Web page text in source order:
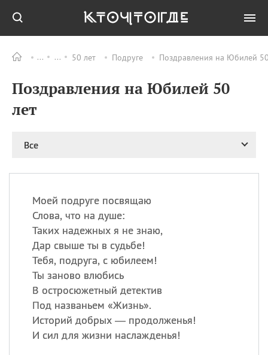
50 лет Подруге Поздравления на Юбилей
Поздравления на Юбилей 50
лет
Все
Моей подруге посвящаю
Слова, что на душе:
Таких надежных я не знаю,
Дар свыше ты в судьбе!
Тебя, подруга, с юбилеем!
Ты заново влюбись
В остросюжетный детектив
Под названьем «Жизнь».
Историй добрых — продолженья!
И сил для жизни наслажденья!
ПРАЗДНИКИ Все
09.08 День памяти жертв
атомной
день
(Smokey Bear Day)
Сегодня празднуют именины
Сергей, Теодор,